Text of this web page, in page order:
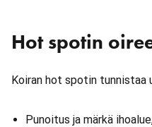
Hot spotin
Koiran hot spotin tunnistaa
Punoitus ja märkä